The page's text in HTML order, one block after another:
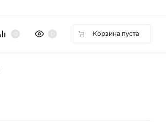
Корзина пуста